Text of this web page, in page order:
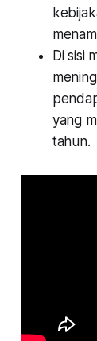
Di sisi
yang
tahun.